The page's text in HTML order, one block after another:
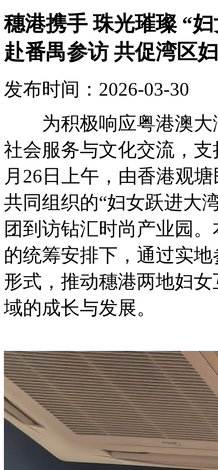
穗港携手 珠光璀璨 “
赴番禺参访 共促湾区
发布时间：2026-03-30
为积极响应粤港澳大
社会服务与文化交流，
月26日上午，由香港观
共同组织的“妇女跃进大
团到访钻汇时尚产业园
的统筹安排下，通过实
形式，推动穗港两地妇
域的成长与发展。